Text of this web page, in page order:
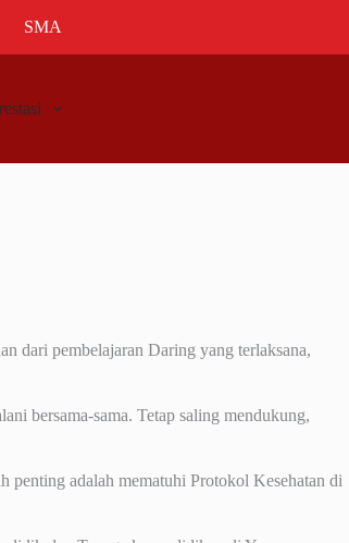
SMA
dari pembelajaran Daring yang terlaksana,
bersama-sama. Tetap saling mendukung,
penting adalah mematuhi Protokol Kesehatan di